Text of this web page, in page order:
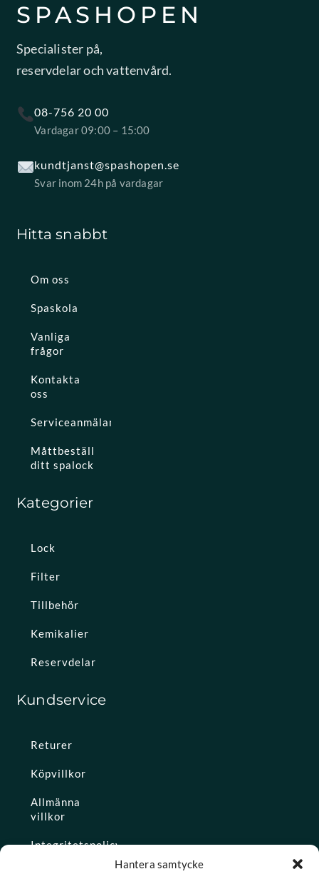
Hantera samtycke
SPASHOPEN
Specialister på,
reservdelar och vattenvård.
08-756 20 00
Vardagar 09:00 – 15:00
kundtjanst@spashopen.se
Svar inom 24h på vardagar
Hitta snabbt
Om oss
Spaskola
Vanliga
frågor
Kontakta
oss
Serviceanmälan
Måttbeställ
ditt spalock
Kategorier
Lock
Filter
Tillbehör
Kemikalier
Reservdelar
Kundservice
Returer
Köpvillkor
Allmänna
villkor
Integritetspolicy